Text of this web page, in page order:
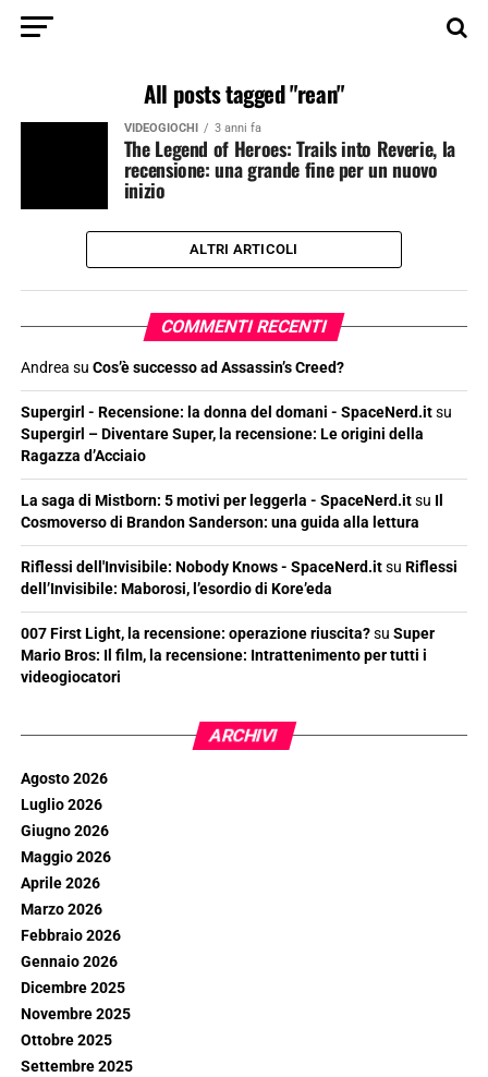
All posts tagged "rean"
VIDEOGIOCHI 3 anni fa
The Legend of Heroes: Trails into Reverie, la
recensione: una grande fine per un nuovo
inizio
ALTRI ARTICOLI
COMMENTI RECENTI
Andrea su Cos’è successo ad Assassin’s Creed?
Supergirl - Recensione: la donna del domani - SpaceNerd.itsu
Supergirl – Diventare Super, la recensione: Le origini della
Ragazza d’Acciaio
La saga di Mistborn: 5 motivi per leggerla - SpaceNerd.itsu Il
Cosmoverso di Brandon Sanderson: una guida alla lettura
Riflessi dell'Invisibile: Nobody Knows - SpaceNerd.itsu Riflessi
dell’Invisibile: Maborosi, l’esordio di Kore’eda
007 First Light, la recensione: operazione riuscita?su Super
Mario Bros: Il film, la recensione: Intrattenimento per tutti i
videogiocatori
ARCHIVI
Agosto 2026
Luglio 2026
Giugno 2026
Maggio 2026
Aprile 2026
Marzo 2026
Febbraio 2026
Gennaio 2026
Dicembre 2025
Novembre 2025
Ottobre 2025
Settembre 2025